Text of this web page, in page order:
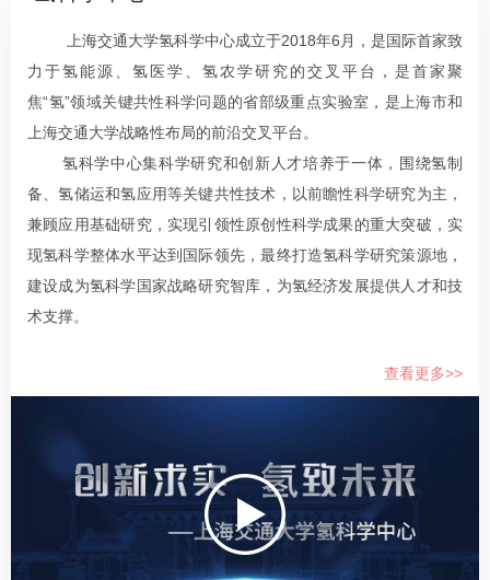
2014年 中国有色金属材料（英文版）期
刊优秀论文奖
2011年 上海市浦江人才计划获得者
2009年 上海交通大学特别研究员
上海交通大学氢科学中心成立于2018年6月，是国际首家致
力于氢能源、氢医学、氢农学研究的交叉平台，是首家聚
焦“氢”领域关键共性科学问题的省部级重点实验室，是上海市和
上海交通大学战略性布局的前沿交叉平台。
氢科学中心集科学研究和创新人才培养于一体，围绕氢制
备、氢储运和氢应用等关键共性技术，以前瞻性科学研究为主，
兼顾应用基础研究，实现引领性原创性科学成果的重大突破，实
现氢科学整体水平达到国际领先，最终打造氢科学研究策源地，
建设成为氢科学国家战略研究智库，为氢经济发展提供人才和技
术支撑。
查看更多>>